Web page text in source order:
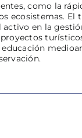
como la
ecosistemas.
en la